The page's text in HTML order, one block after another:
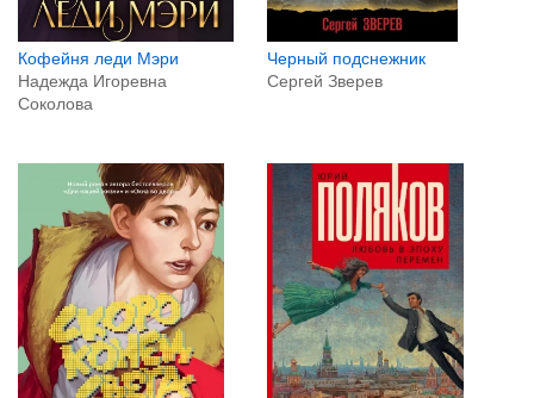
Кофейня леди Мэри
Надежда Игоревна
Соколова
Черный подснежник
Сергей Зверев